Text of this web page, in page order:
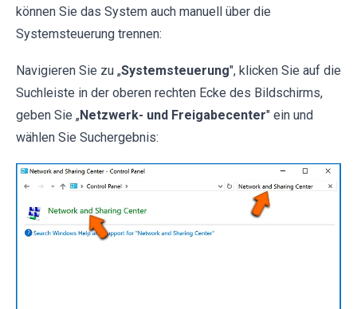
können Sie das System auch manuell über die
Systemsteuerung trennen:
Navigieren Sie zu „Systemsteuerung", klicken Sie auf die
Suchleiste in der oberen rechten Ecke des Bildschirms,
geben Sie „Netzwerk- und Freigabecenter" ein und
wählen Sie Suchergebnis: